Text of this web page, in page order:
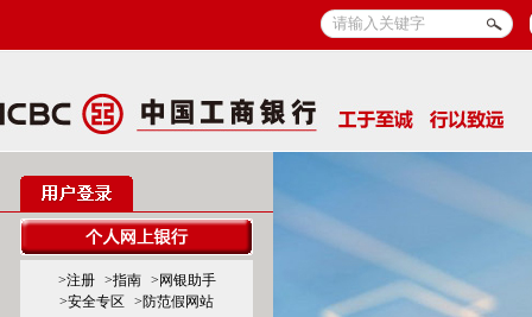
>注册 >指南
>网银助手
>安全专区
>防范假网站